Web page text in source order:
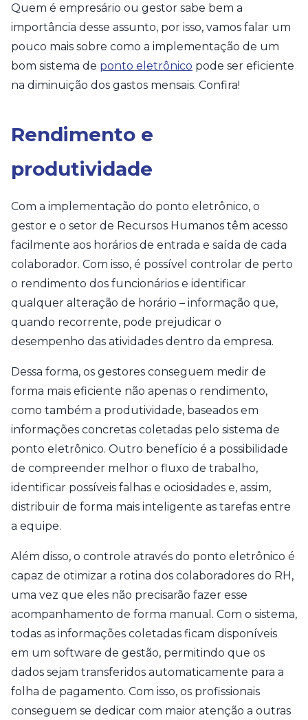
Quem é empresário ou gestor sabe bem a
importância desse assunto, por isso, vamos falar um
pouco mais sobre como a implementação de um
bom sistema de ponto eletrônico pode ser eficiente
na diminuição dos gastos mensais. Confira!
Rendimento e
produtividade
Com a implementação do ponto eletrônico, o
gestor e o setor de Recursos Humanos têm acesso
facilmente aos horários de entrada e saída de cada
colaborador. Com isso, é possível controlar de perto
o rendimento dos funcionários e identificar
qualquer alteração de horário – informação que,
quando recorrente, pode prejudicar o
desempenho das atividades dentro da empresa.
Dessa forma, os gestores conseguem medir de
forma mais eficiente não apenas o rendimento,
como também a produtividade, baseados em
informações concretas coletadas pelo sistema de
ponto eletrônico. Outro benefício é a possibilidade
de compreender melhor o fluxo de trabalho,
identificar possíveis falhas e ociosidades e, assim,
distribuir de forma mais inteligente as tarefas entre
a equipe.
Além disso, o controle através do ponto eletrônico é
capaz de otimizar a rotina dos colaboradores do RH,
uma vez que eles não precisarão fazer esse
acompanhamento de forma manual. Com o sistema,
todas as informações coletadas ficam disponíveis
em um software de gestão, permitindo que os
dados sejam transferidos automaticamente para a
folha de pagamento. Com isso, os profissionais
conseguem se dedicar com maior atenção a outras